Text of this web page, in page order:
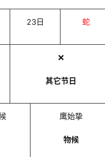
择
日
2
23日 蛇
❌
其它节日
鹰始挚
物候